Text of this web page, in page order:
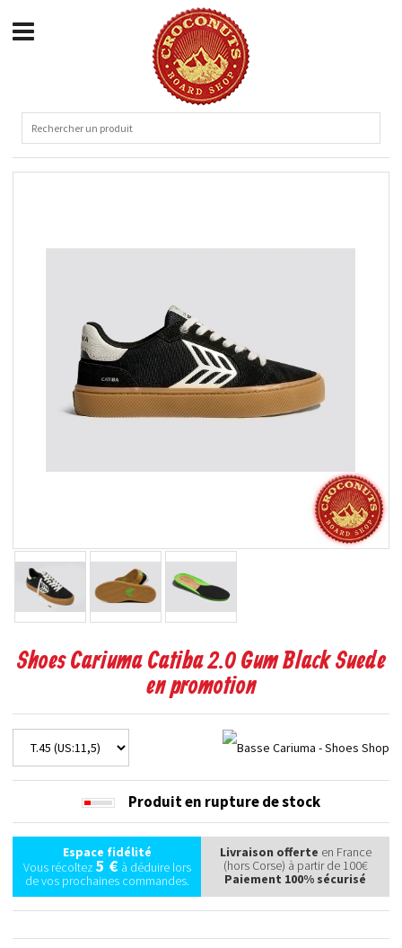
Shoes Cariuma Catiba 2.0 Gum Black Suede
en promotion
Produit en rupture de stock
Espace fidélité
Vous récoltez 5 €à déduire lors
de vos prochaines commandes.
Livraison offerte en France
(hors Corse) à partir de 100€
Paiement 100% sécurisé